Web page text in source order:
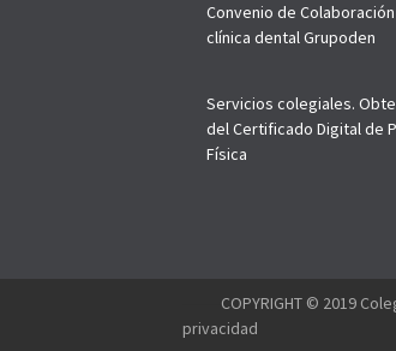
Convenio de
clínica dental Grupoden
Servicios colegiales.
del Certificado Digital de
Física
COPYRIGHT © 2019
privacidad